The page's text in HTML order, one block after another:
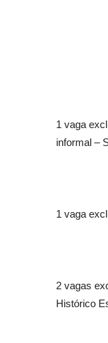
1 vaga
informal –
1 vaga
2 vagas
Histórico